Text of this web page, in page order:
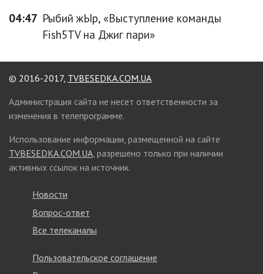
04:47 Рыбий жЫр, «Выступление команды
Fish5TV на Джиг пари»
© 2016-2017, TVBESEDKA.COM.UA
Администрация сайта не несет ответственности за
изменения в телепрограмме.
Использование информации, размещенной на сайте
TVBESEDKA.COM.UA, разрешено только при наличии
активных ссылок на источник.
Новости
Вопрос-ответ
Все телеканалы
Пользовательское соглашение